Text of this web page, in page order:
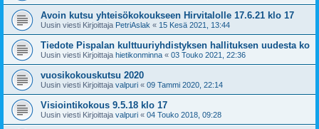
Avoin kutsu yhteisökokoukseen Hirvitalolle 17.6.21 klo 17
Uusin viesti Kirjoittaja PetriAslak « 15 Kesä 2021, 13:44
Tiedote Pispalan kulttuuriyhdistyksen hallituksen uudesta ko
Uusin viesti Kirjoittaja hietikonminna « 03 Touko 2021, 22:36
vuosikokouskutsu 2020
Uusin viesti Kirjoittaja valpuri « 09 Tammi 2020, 22:14
Visiointikokous 9.5.18 klo 17
Uusin viesti Kirjoittaja valpuri « 04 Touko 2018, 09:28